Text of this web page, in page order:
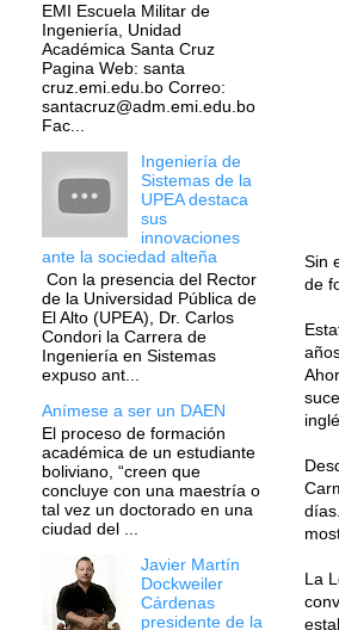
Sin
de
La
EMI Escuela Militar de
Ingeniería, Unidad
Académica Santa Cruz
Pagina Web: santa
cruz.emi.edu.bo Correo:
santacruz@adm.emi.edu.bo
Fac...
Ingeniería de
Sistemas de la
UPEA destaca
sus
innovaciones
ante la sociedad alteña
Con la presencia del Rector
de la Universidad Pública de
El Alto (UPEA), Dr. Carlos
Condori la Carrera de
Ingeniería en Sistemas
expuso ant...
Anímese a ser un DAEN
El proceso de formación
académica de un estudiante
boliviano, “creen que
concluye con una maestría o
tal vez un doctorado en una
ciudad del ...
Javier Martín
Dockweiler
Cárdenas
presidente de la